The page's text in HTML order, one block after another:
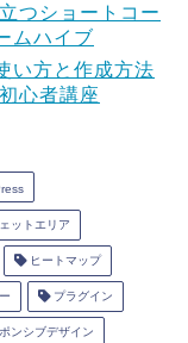
つショートコー
ムハイブ
い方と作成方法
心者講座
ットエリア
ヒートマップ
プラグイン
ンシブデザイン